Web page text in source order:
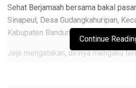
Sehat Berjamaah bersama bakal
Sinapeul, Desa Gudangkahuripan,
Kabupaten Bandung Barat (KBB).
Jeje mengatakan, dirinya mengaku
Continue